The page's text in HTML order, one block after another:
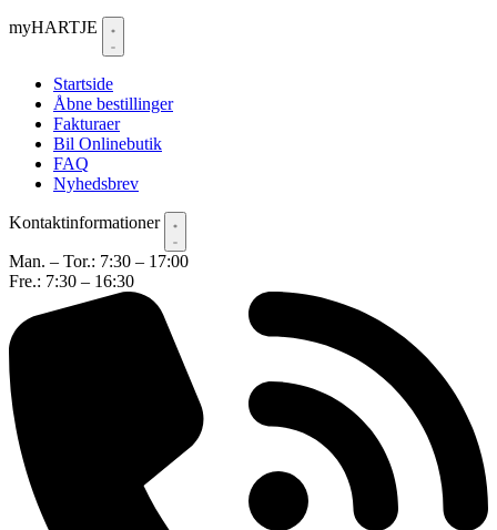
myHARTJE
Startside
Åbne bestillinger
Fakturaer
Bil Onlinebutik
FAQ
Nyhedsbrev
Kontaktinformationer
Man. – Tor.: 7:30 – 17:00
Fre.: 7:30 – 16:30